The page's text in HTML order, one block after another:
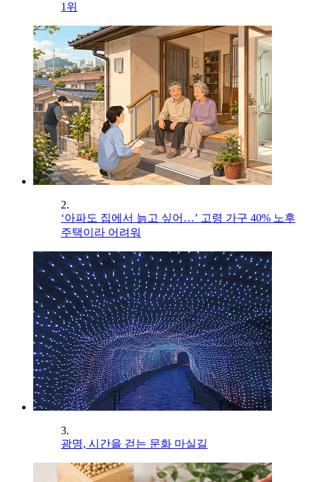
1위
2.
‘아파도 집에서 늙고 싶어…’ 고령 가구 40% 노후
주택이라 어려워
3.
광명, 시간을 걷는 문화 마실길